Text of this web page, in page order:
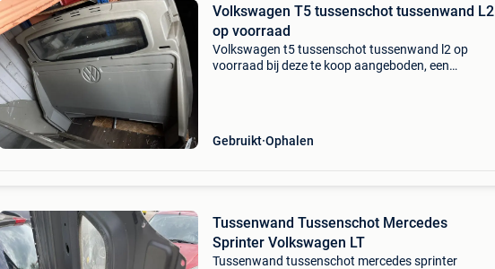
Volkswagen T5 tussenschot tussenwand L2
op voorraad
Volkswagen t5 tussenschot tussenwand l2 op
voorraad bij deze te koop aangeboden, een
Gebruikt Ophalen
Tussenwand Tussenschot Mercedes
Sprinter Volkswagen LT
Tussenwand tussenschot mercedes sprinter